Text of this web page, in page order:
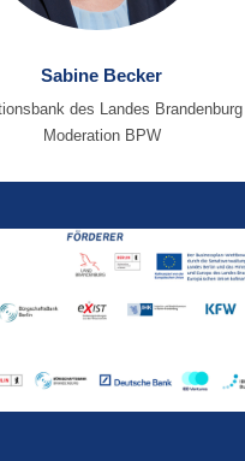
Sabine Becker
des Landes Brandenburg I
Moderation BPW